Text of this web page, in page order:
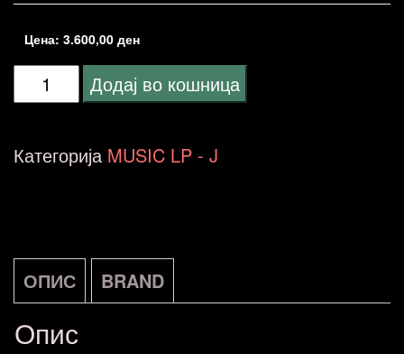
Цена: 3.600,00 ден
Jones,
Walking
LP
DE
количина
Додај во кошница
Категорија MUSIC LP - J
ОПИС BRAND
Опис